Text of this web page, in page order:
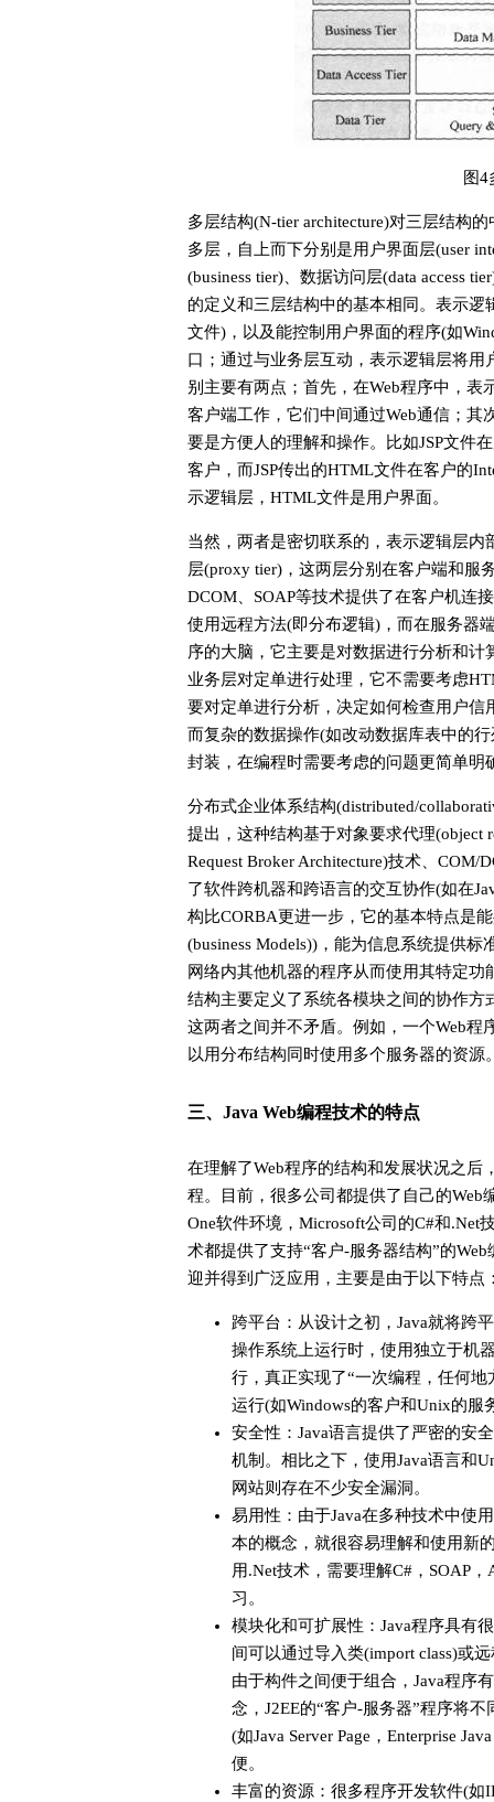
图
多层结构(N-tier architecture)对三层结构
多层，自上而下分别是用户界面层(user
(business tier)、数据访问层(data access
的定义和三层结构中的基本相同。表示逻
文件)，以及能控制用户界面的程序(如
口；通过与业务层互动，表示逻辑层将
别主要有两点；首先，在Web程序中，
客户端工作，它们中间通过Web通信；
要是方便人的理解和操作。比如JSP文件
客户，而JSP传出的HTML文件在客户的
示逻辑层，HTML文件是用户界面。
当然，两者是密切联系的，表示逻辑层内
层(proxy tier)，这两层分别在客户端和服
DCOM、SOAP等技术提供了在客户机连
使用远程方法(即分布逻辑)，而在服务器
序的大脑，它主要是对数据进行分析和
业务层对定单进行处理，它不需要考虑
要对定单进行分析，决定如何检查用户
而复杂的数据操作(如改动数据库表中的
封装，在编程时需要考虑的问题更简单明
分布式企业体系结构(distributed/
提出，这种结构基于对象要求代理(object
Request Broker Architecture)技术、COM/
了软件跨机器和跨语言的交互协作(如在
构比CORBA更进一步，它的基本特点是
(business Models))，能为信息系统提供
网络内其他机器的程序从而使用其特定
结构主要定义了系统各模块之间的协作
这两者之间并不矛盾。例如，一个Web
以用分布结构同时使用多个服务器的资源
三、Java Web编程技术的特点
在理解了Web程序的结构和发展状况之后
程。目前，很多公司都提供了自己的Web
One软件环境，Microsoft公司的C#和.Net
术都提供了支持“客户-服务器结构”的
迎并得到广泛应用，主要是由于以下特点
跨平台：从设计之初，Java就将跨
操作系统上运行时，使用独立于机
行，真正实现了“一次编程，任何
运行(如Windows的客户和Unix的
安全性：Java语言提供了严密的安
机制。相比之下，使用Java语言和
网站则存在不少安全漏洞。
易用性：由于Java在多种技术中使
本的概念，就很容易理解和使用新
用.Net技术，需要理解C#，SOAP
习。
模块化和可扩展性：Java程序具有
间可以通过导入类(import class)或
由于构件之间便于组合，Java程序
念，J2EE的“客户-服务器”程序将
(如Java Server Page，Enterprise
便。
丰富的资源：很多程序开发软件(如